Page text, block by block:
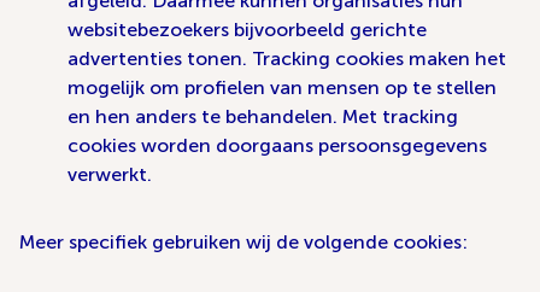
websitebezoekers bijvoorbeeld gerichte
advertenties tonen. Tracking cookies maken het
mogelijk om profielen van mensen op te stellen
en hen anders te behandelen. Met tracking
cookies worden doorgaans persoonsgegevens
verwerkt.
Meer specifiek gebruiken wij de volgende cookies: